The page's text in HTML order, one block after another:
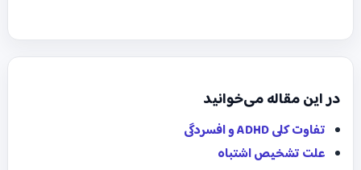
در این مقاله می‌خوانید
تفاوت کلی ADHD و افسردگی
علت تشخیص اشتباه